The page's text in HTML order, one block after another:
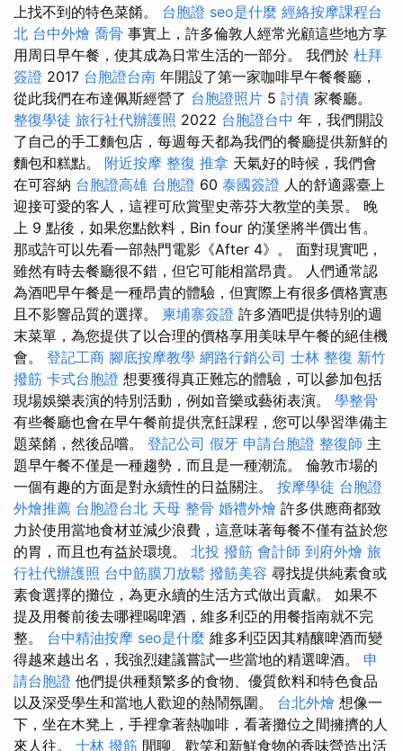
上找不到的特色菜餚。 台胞證 seo是什麼 經絡按摩課程台
北 台中外燴 喬骨 事實上，許多倫敦人經常光顧這些地方享
用周日早午餐，使其成為日常生活的一部分。 我們於 杜拜
簽證 2017 台胞證台南 年開設了第一家咖啡早午餐餐廳，
從此我們在布達佩斯經營了 台胞證照片 5 討債 家餐廳。
整復學徒 旅行社代辦護照 2022 台胞證台中 年，我們開設
了自己的手工麵包店，每週每天都為我們的餐廳提供新鮮的
麵包和糕點。 附近按摩 整復 推拿 天氣好的時候，我們會
在可容納 台胞證高雄 台胞證 60 泰國簽證 人的舒適露臺上
迎接可愛的客人，這裡可欣賞聖史蒂芬大教堂的美景。 晚
上 9 點後，如果您點飲料，Bin four 的漢堡將半價出售。
那或許可以先看一部熱門電影《After 4》。 面對現實吧，
雖然有時去餐廳很不錯，但它可能相當昂貴。 人們通常認
為酒吧早午餐是一種昂貴的體驗，但實際上有很多價格實惠
且不影響品質的選擇。 柬埔寨簽證 許多酒吧提供特別的週
末菜單，為您提供了以合理的價格享用美味早午餐的絕佳機
會。 登記工商 腳底按摩教學 網路行銷公司 士林 整復 新竹
撥筋 卡式台胞證 想要獲得真正難忘的體驗，可以參加包括
現場娛樂表演的特別活動，例如音樂或藝術表演。 學整骨
有些餐廳也會在早午餐前提供烹飪課程，您可以學習準備主
題菜餚，然後品嚐。 登記公司 假牙 申請台胞證 整復師 主
題早午餐不僅是一種趨勢，而且是一種潮流。 倫敦市場的
一個有趣的方面是對永續性的日益關注。 按摩學徒 台胞證
外燴推薦 台胞證台北 天母 整骨 婚禮外燴 許多供應商都致
力於使用當地食材並減少浪費，這意味著每餐不僅有益於您
的胃，而且也有益於環境。 北投 撥筋 會計師 到府外燴 旅
行社代辦護照 台中筋膜刀放鬆 撥筋美容 尋找提供純素食或
素食選擇的攤位，為更永續的生活方式做出貢獻。 如果不
提及用餐前後去哪裡喝啤酒，維多利亞的用餐指南就不完
整。 台中精油按摩 seo是什麼 維多利亞因其精釀啤酒而變
得越來越出名，我強烈建議嘗試一些當地的精選啤酒。 申
請台胞證 他們提供種類繁多的食物、優質飲料和特色食品
以及深受學生和當地人歡迎的熱鬧氛圍。 台北外燴 想像一
下，坐在木凳上，手裡拿著熱咖啡，看著攤位之間擁擠的人
來人往。 士林 撥筋 閒聊、歡笑和新鮮食物的香味營造出活